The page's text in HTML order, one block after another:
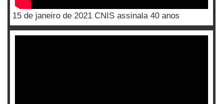
15 de janeiro de 2021 CNIS assinala 40 anos